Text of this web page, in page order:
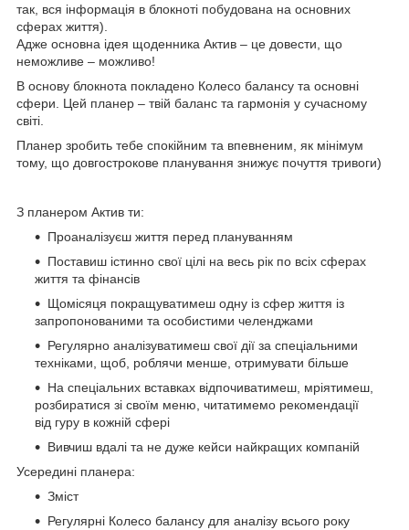
так, вся інформація в блокноті побудована на основних
сферах життя).
Адже основна ідея щоденника Актив – це довести, що
неможливе – можливо!
В основу блокнота покладено Колесо балансу та основні
сфери. Цей планер – твій баланс та гармонія у сучасному
світі.
Планер зробить тебе спокійним та впевненим, як мінімум
тому, що довгострокове планування знижує почуття тривоги)
З планером Актив ти:
Проаналізуєш життя перед плануванням
Поставиш істинно свої цілі на весь рік по всіх сферах
життя та фінансів
Щомісяця покращуватимеш одну із сфер життя із
запропонованими та особистими челенджами
Регулярно аналізуватимеш свої дії за спеціальними
техніками, щоб, роблячи менше, отримувати більше
На спеціальних вставках відпочиватимеш, мріятимеш,
розбиратися зі своїм меню, читатимемо рекомендації
від гуру в кожній сфері
Вивчиш вдалі та не дуже кейси найкращих компаній
Усередині планера:
Зміст
Регулярні Колесо балансу для аналізу всього року